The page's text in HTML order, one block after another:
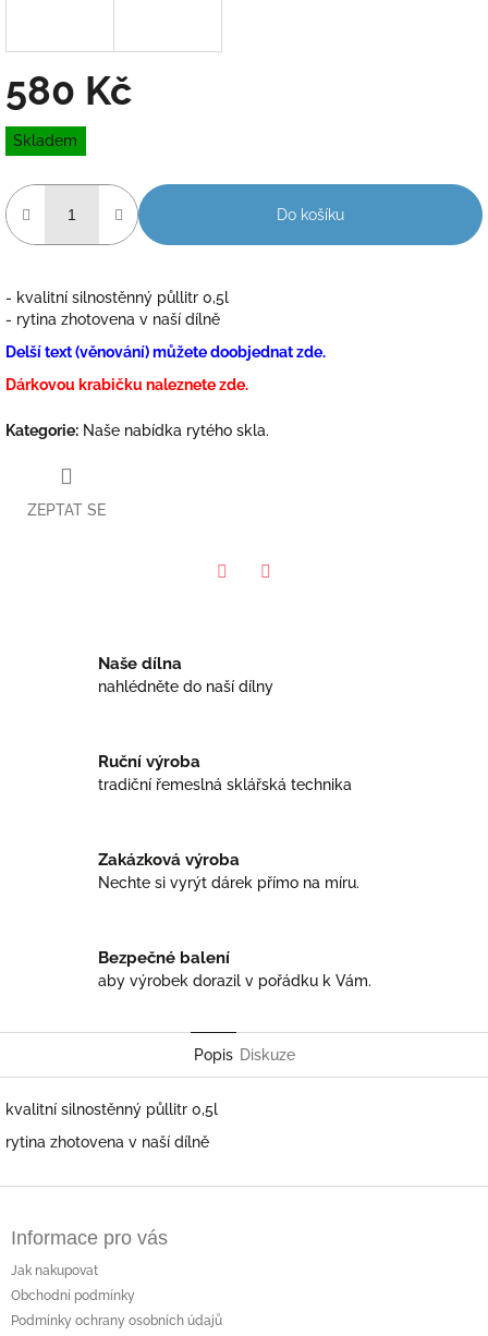
580 Kč
Měrná
cena:
Skladem
Do košíku
- kvalitní silnostěnný půllitr 0,5l
- rytina zhotovena v naší dílně
Delší text (věnování) můžete doobjednat zde.
Dárkovou krabičku naleznete zde.
Kategorie: Naše nabídka rytého skla.
ZEPTAT SE
Naše dílna
nahlédněte do naší dílny
Ruční výroba
tradiční řemeslná sklářská technika
Zakázková výroba
Nechte si vyrýt dárek přímo na míru.
Bezpečné balení
aby výrobek dorazil v pořádku k Vám.
Popis Diskuze
kvalitní silnostěnný půllitr 0,5l
rytina zhotovena v naší dílně
Informace pro vás
Jak nakupovat
Obchodní podmínky
Podmínky ochrany osobních údajů